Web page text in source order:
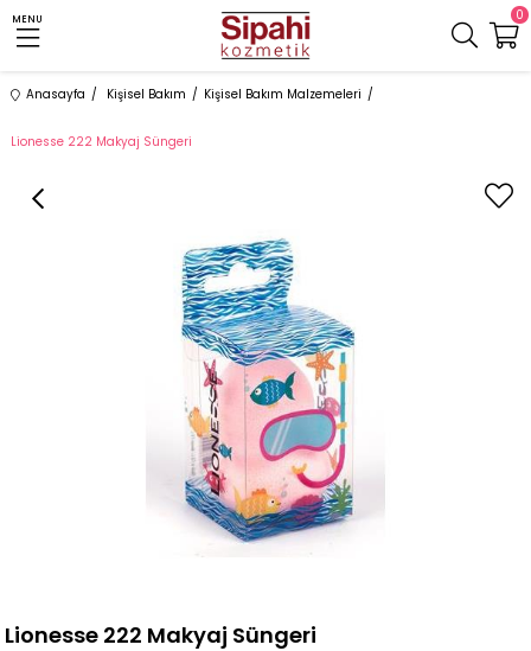
MENU 0
Anasayfa Kişisel Bakım Kişisel Bakım Malzemeleri
Lionesse 222 Makyaj Süngeri
Lionesse 222 Makyaj Süngeri